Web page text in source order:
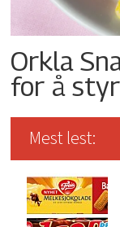
Orkla
for å
Mest lest: